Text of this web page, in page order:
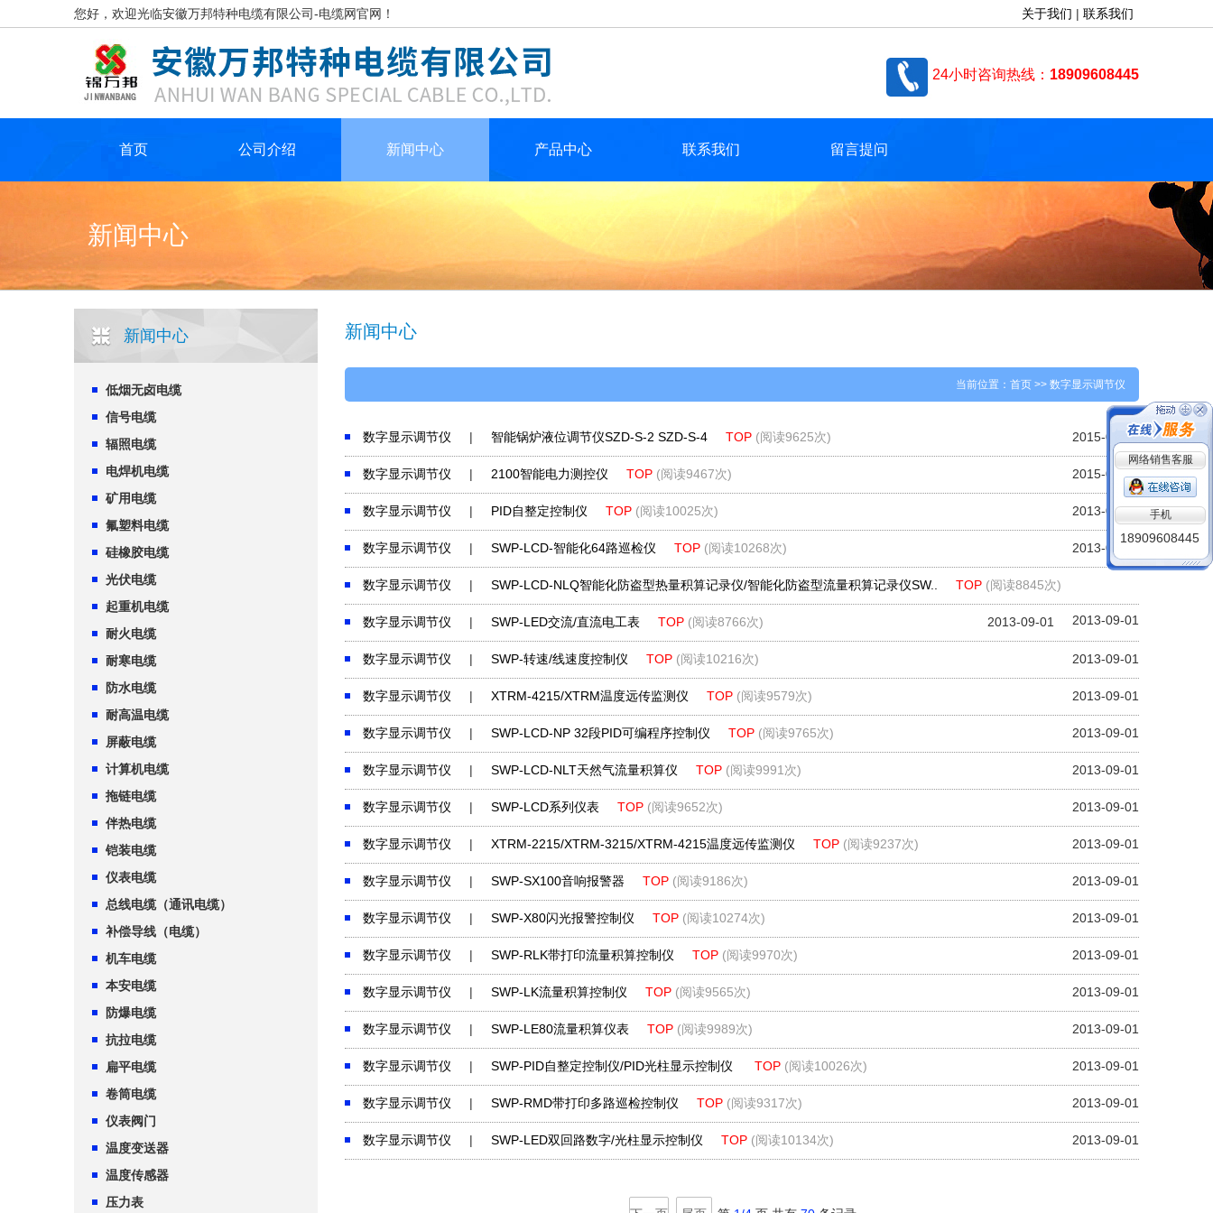
您好，欢迎光临安徽万邦特种电缆有限公司-电缆网官网！ 关于我们 | 联系我们
24小时咨询热线： 18909608445
首页 公司介绍 新闻中心 产品中心 联系我们 留言提问
新闻中心
新闻中心
低烟无卤电缆
信号电缆
辐照电缆
电焊机电缆
矿用电缆
氟塑料电缆
硅橡胶电缆
光伏电缆
起重机电缆
耐火电缆
耐寒电缆
防水电缆
耐高温电缆
屏蔽电缆
计算机电缆
拖链电缆
伴热电缆
铠装电缆
仪表电缆
总线电缆（通讯电缆）
补偿导线（电缆）
机车电缆
本安电缆
防爆电缆
抗拉电缆
扁平电缆
卷筒电缆
仪表阀门
温度变送器
温度传感器
压力表
新闻中心
当前位置： 首页 >> 数字显示调节仪
数字显示调节仪 | 智能锅炉液位调节仪SZD-S-2 SZD-S-4 TOP (阅读9625次) 2015-09-06
数字显示调节仪 | 2100智能电力测控仪 TOP (阅读9467次) 2015-01-27
数字显示调节仪 | PID自整定控制仪 TOP (阅读10025次) 2013-09-01
数字显示调节仪 | SWP-LCD-智能化64路巡检仪 TOP (阅读10268次) 2013-09-01
数字显示调节仪 | SWP-LCD-NLQ智能化防盗型热量积算记录仪/智能化防盗型流量积算记录仪SW.. TOP (阅读8845次)
2013-09-01
数字显示调节仪 | SWP-LED交流/直流电工表 TOP (阅读8766次) 2013-09-01
数字显示调节仪 | SWP-转速/线速度控制仪 TOP (阅读10216次) 2013-09-01
数字显示调节仪 | XTRM-4215/XTRM温度远传监测仪 TOP (阅读9579次) 2013-09-01
数字显示调节仪 | SWP-LCD-NP 32段PID可编程序控制仪 TOP (阅读9765次) 2013-09-01
数字显示调节仪 | SWP-LCD-NLT天然气流量积算仪 TOP (阅读9991次) 2013-09-01
数字显示调节仪 | SWP-LCD系列仪表 TOP (阅读9652次) 2013-09-01
数字显示调节仪 | XTRM-2215/XTRM-3215/XTRM-4215温度远传监测仪 TOP (阅读9237次) 2013-09-01
数字显示调节仪 | SWP-SX100音响报警器 TOP (阅读9186次) 2013-09-01
数字显示调节仪 | SWP-X80闪光报警控制仪 TOP (阅读10274次) 2013-09-01
数字显示调节仪 | SWP-RLK带打印流量积算控制仪 TOP (阅读9970次) 2013-09-01
数字显示调节仪 | SWP-LK流量积算控制仪 TOP (阅读9565次) 2013-09-01
数字显示调节仪 | SWP-LE80流量积算仪表 TOP (阅读9989次) 2013-09-01
数字显示调节仪 | SWP-PID自整定控制仪/PID光柱显示控制仪 TOP (阅读10026次) 2013-09-01
数字显示调节仪 | SWP-RMD带打印多路巡检控制仪 TOP (阅读9317次) 2013-09-01
数字显示调节仪 | SWP-LED双回路数字/光柱显示控制仪 TOP (阅读10134次) 2013-09-01
18909608445